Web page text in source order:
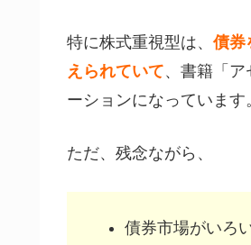
特に株式重視型は、 債券
えられていて、書籍「
ーションになっています
ただ、残念ながら、
債券市場がいろ